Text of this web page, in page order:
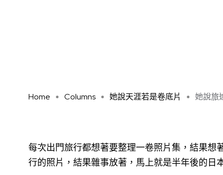
Home Columns 她說天涯若是卷底片 她說旅
每次出門旅行都想著要整理一卷照片集，結果
行的照片，結果雜事放著，馬上就是半年後的日